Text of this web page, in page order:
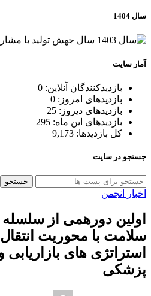
سال 1404
آمار سایت
بازدیدکنندگان آنلاین: 0
بازدیدهای امروز: 0
بازدیدهای دیروز: 25
بازدیدهای این ماه: 295
کل بازدیدها: 9,173
جستجو در سایت
جستجو
اخبار انجمن
اولین دورهمی از
سلامت با محوریت
استراتژی های
پزشکی